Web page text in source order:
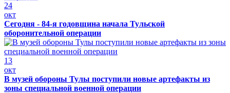
24
окт
Сегодня - 84-я годовщина начала Тульской
оборонительной операции
13
окт
В музей обороны Тулы поступили новые артефакты из
зоны специальной военной операции